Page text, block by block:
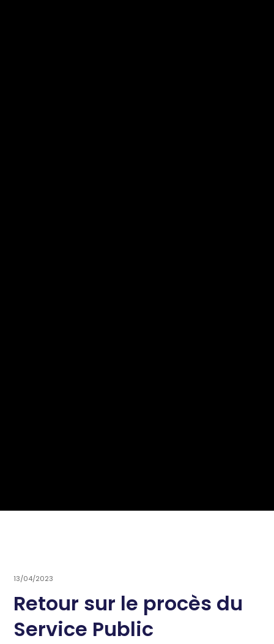
13/04/2023
Retour sur le procès du
Service Public